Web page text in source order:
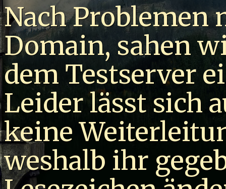
Nach Problemen
Domain, sahen
dem Testserver
Leider lässt sich
keine
weshalb ihr